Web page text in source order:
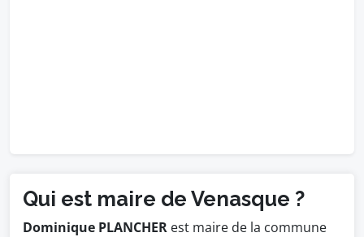
Qui est maire de Venasque ?
Dominique PLANCHER est maire de la commune